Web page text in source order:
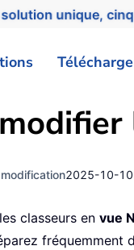
unique,
2025-10-10
classeurs en vue
fréquemment